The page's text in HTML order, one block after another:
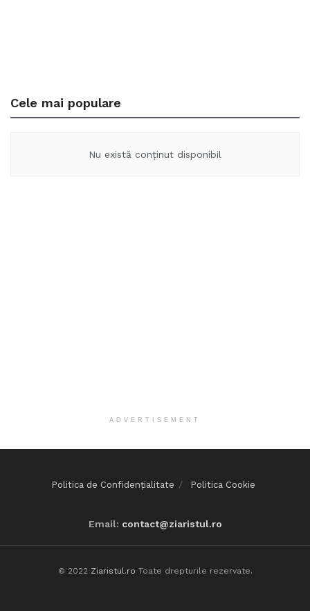
Cele mai populare
Nu există conținut disponibil
ADVERTISEMENT
Politica de Confidențialitate Politica Cookie
Email: contact@ziaristul.ro
© 2022 Ziaristul.ro Toate drepturile rezervate.